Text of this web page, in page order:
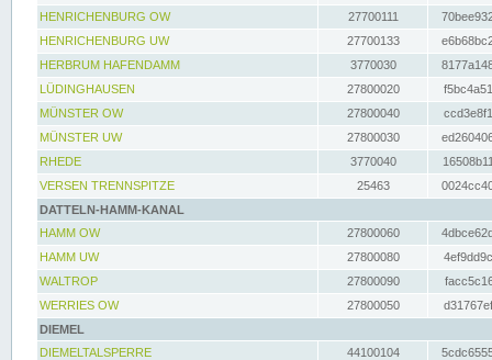
HENRICHENBURG OW
27700111
HENRICHENBURG UW
27700133
HERBRUM HAFENDAMM
3770030
LÜDINGHAUSEN
27800020
MÜNSTER OW
27800040
MÜNSTER UW
27800030
RHEDE
3770040
VERSEN TRENNSPITZE
25463
DATTELN-HAMM-KANAL
HAMM OW
27800060
HAMM UW
27800080
WALTROP
27800090
WERRIES OW
27800050
DIEMEL
DIEMELTALSPERRE
44100104